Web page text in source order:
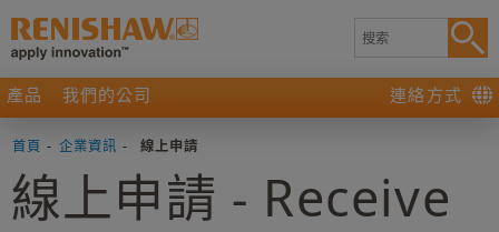
產品 我們的公司 連絡方式
首頁 - 企業資訊 - 線上申請
線上申請 - Receive